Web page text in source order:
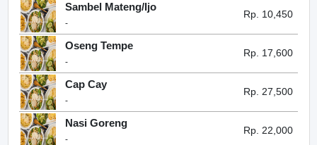
Sambel Mateng/Ijo
-
Rp. 10,450
Oseng Tempe
-
Rp. 17,600
Cap Cay
-
Rp. 27,500
Nasi Goreng
-
Rp. 22,000